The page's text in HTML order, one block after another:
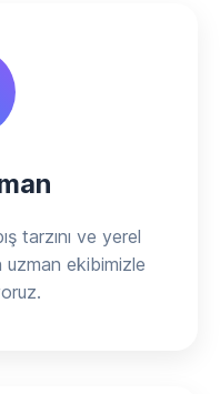
tarzını ve yerel
uzman ekibimizle